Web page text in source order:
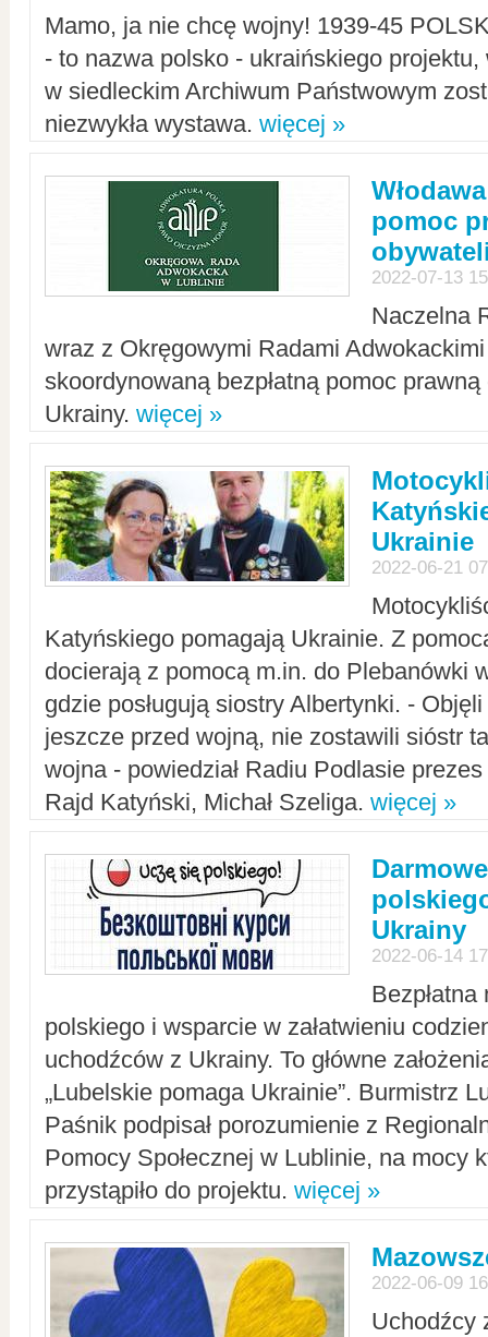
Mamo, ja nie chcę wojny! 1939-45
- to nazwa polsko - ukraińskiego
w siedleckim Archiwum Państwowym
niezwykła wystawa. więcej »
pomoc
2022-07-13
Naczelna
wraz z Okręgowymi Radami Adwokackimi
skoordynowaną bezpłatną pomoc
Ukrainy. więcej »
Ukrainie
2022-06-21
Katyńskiego pomagają Ukrainie. Z
docierają z pomocą m.in. do Plebanówki
gdzie posługują siostry Albertynki. -
jeszcze przed wojną, nie zostawili sióstr
wojna - powiedział Radiu Podlasie
Rajd Katyński, Michał Szeliga. więcej »
Ukrainy
2022-06-14
polskiego i wsparcie w załatwieniu
uchodźców z Ukrainy. To główne
„Lubelskie pomaga Ukrainie”. Burmistrz
Paśnik podpisał porozumienie z
Pomocy Społecznej w Lublinie, na mocy
przystąpiło do projektu. więcej »
2022-06-09
Uchodźcy